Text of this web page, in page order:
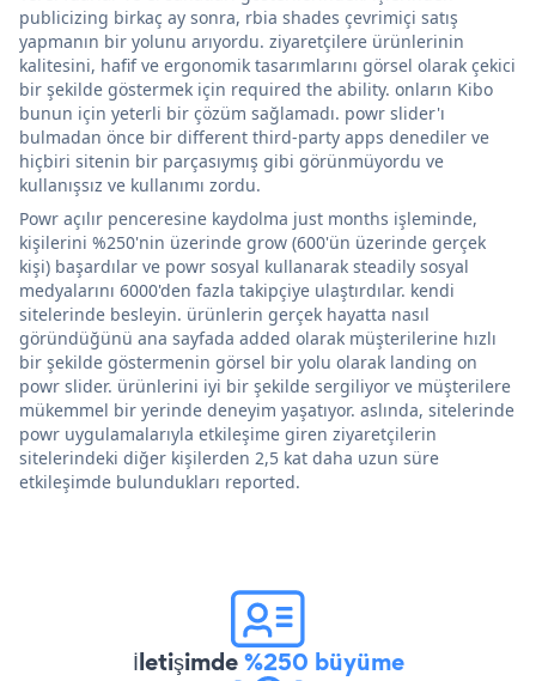
publicizing birkaç ay sonra, rbia shades çevrimiçi satış
yapmanın bir yolunu arıyordu. ziyaretçilere ürünlerinin
kalitesini, hafif ve ergonomik tasarımlarını görsel olarak çekici
bir şekilde göstermek için required the ability. onların Kibo
bunun için yeterli bir çözüm sağlamadı. powr slider'ı
bulmadan önce bir different third-party apps denediler ve
hiçbiri sitenin bir parçasıymış gibi görünmüyordu ve
kullanışsız ve kullanımı zordu.
Powr açılır penceresine kaydolma just months işleminde,
kişilerini %250'nin üzerinde grow (600'ün üzerinde gerçek
kişi) başardılar ve powr sosyal kullanarak steadily sosyal
medyalarını 6000'den fazla takipçiye ulaştırdılar. kendi
sitelerinde besleyin. ürünlerin gerçek hayatta nasıl
göründüğünü ana sayfada added olarak müşterilerine hızlı
bir şekilde göstermenin görsel bir yolu olarak landing on
powr slider. ürünlerini iyi bir şekilde sergiliyor ve müşterilere
mükemmel bir yerinde deneyim yaşatıyor. aslında, sitelerinde
powr uygulamalarıyla etkileşime giren ziyaretçilerin
sitelerindeki diğer kişilerden 2,5 kat daha uzun süre
etkileşimde bulundukları reported.
İletişimde%250 büyüme